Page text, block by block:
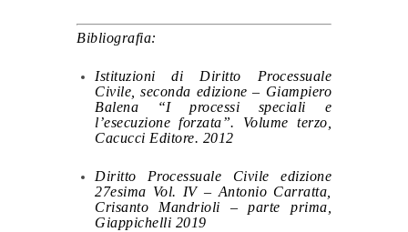
Bibliografia:
Istituzioni di Diritto Processuale
Civile, seconda edizione – Giampiero
Balena “I processi speciali e
l’esecuzione forzata”. Volume terzo,
Cacucci Editore. 2012
Diritto Processuale Civile edizione
27esima Vol. IV – Antonio Carratta,
Crisanto Mandrioli – parte prima,
Giappichelli 2019